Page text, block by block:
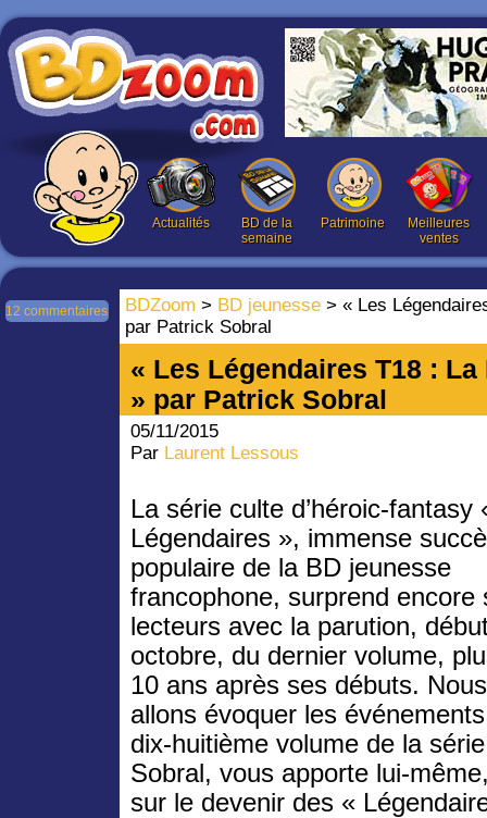
Actualités
BD de la
semaine
Patrimoine
Meilleures
ventes
BDZoom > BD jeunesse > « Les
par Patrick Sobral
12 commentaires
« Les Légendaires T18 :
» par Patrick Sobral
05/11/2015
Par Laurent Lessous
La série culte d’héroic-fantasy
Légendaires », immense
populaire de la BD jeunesse
francophone, surprend encore
lecteurs avec la parution,
octobre, du dernier volume,
10 ans après ses débuts. Nous
allons évoquer les
dix-huitième volume de la
Sobral, vous apporte lui-
sur le devenir des «